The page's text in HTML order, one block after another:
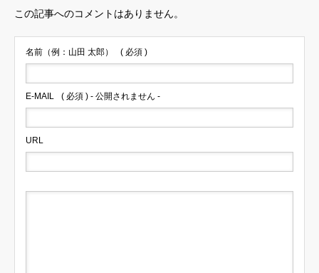
この記事へのコメントはありません。
名前（例：山田 太郎） ( 必須 )
E-MAIL ( 必須 ) - 公開されません -
URL